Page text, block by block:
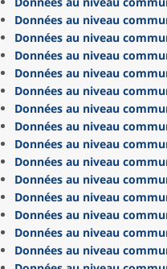
Données au niveau
Données au niveau
Données au niveau
Données au niveau
Données au niveau
Données au niveau
Données au niveau
Données au niveau
Données au niveau
Données au niveau
Données au niveau
Données au niveau
Données au niveau
Données au niveau